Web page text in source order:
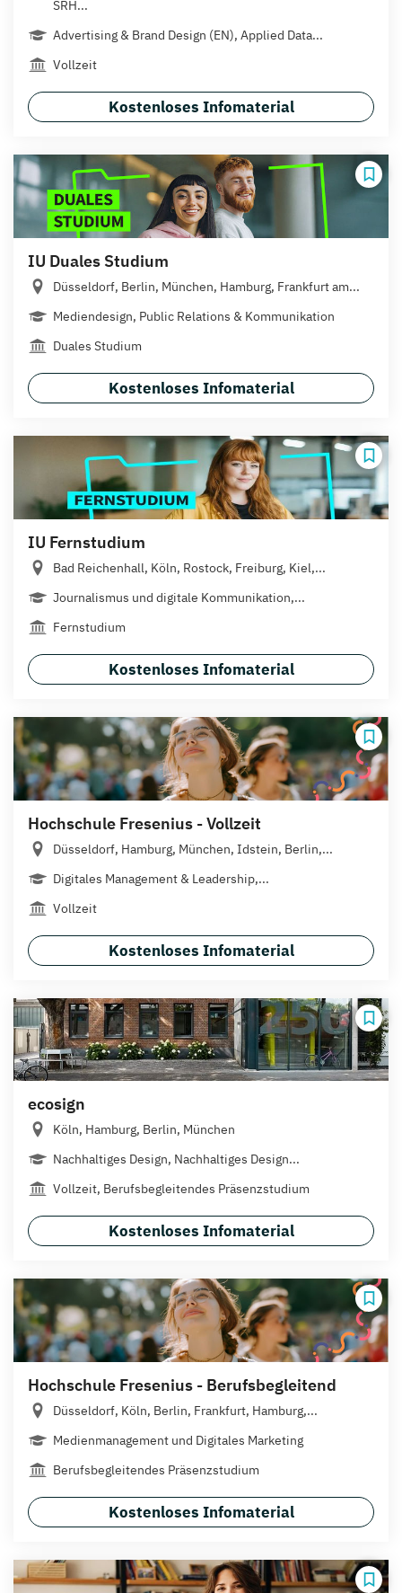
SRH...
Advertising & Brand Design (EN), Applied Data...
Vollzeit
Kostenloses Infomaterial
IU Duales Studium
Düsseldorf, Berlin, München, Hamburg, Frankfurt am...
Mediendesign, Public Relations & Kommunikation
Duales Studium
Kostenloses Infomaterial
IU Fernstudium
Bad Reichenhall, Köln, Rostock, Freiburg, Kiel,...
Journalismus und digitale Kommunikation,...
Fernstudium
Kostenloses Infomaterial
Hochschule Fresenius - Vollzeit
Düsseldorf, Hamburg, München, Idstein, Berlin,...
Digitales Management & Leadership,...
Vollzeit
Kostenloses Infomaterial
ecosign
Köln, Hamburg, Berlin, München
Nachhaltiges Design, Nachhaltiges Design...
Vollzeit, Berufsbegleitendes Präsenzstudium
Kostenloses Infomaterial
Hochschule Fresenius - Berufsbegleitend
Düsseldorf, Köln, Berlin, Frankfurt, Hamburg,...
Medienmanagement und Digitales Marketing
Berufsbegleitendes Präsenzstudium
Kostenloses Infomaterial